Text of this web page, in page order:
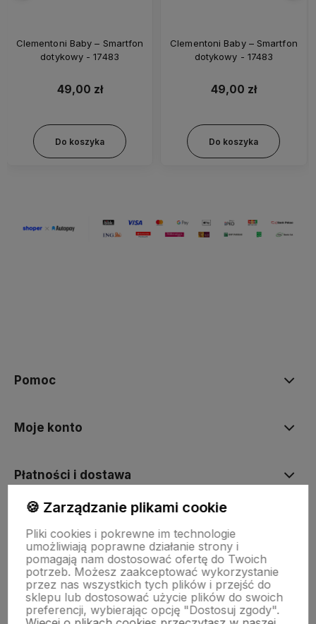
Clementoni Baby – Smartfon
dotykowy - 17483
49,00 zł
Do koszyka
Clementoni Baby – Smartfon
dotykowy - 17483
49,00 zł
Do koszyka
Pomoc
Moje konto
Płatności i dostawa
O nas
🍪 Zarządzanie plikami cookie
Pliki cookies i pokrewne im technologie
umożliwiają poprawne działanie strony i
pomagają nam dostosować ofertę do Twoich
potrzeb. Możesz zaakceptować wykorzystanie
przez nas wszystkich tych plików i przejść do
sklepu lub dostosować użycie plików do swoich
preferencji, wybierając opcję "Dostosuj zgody".